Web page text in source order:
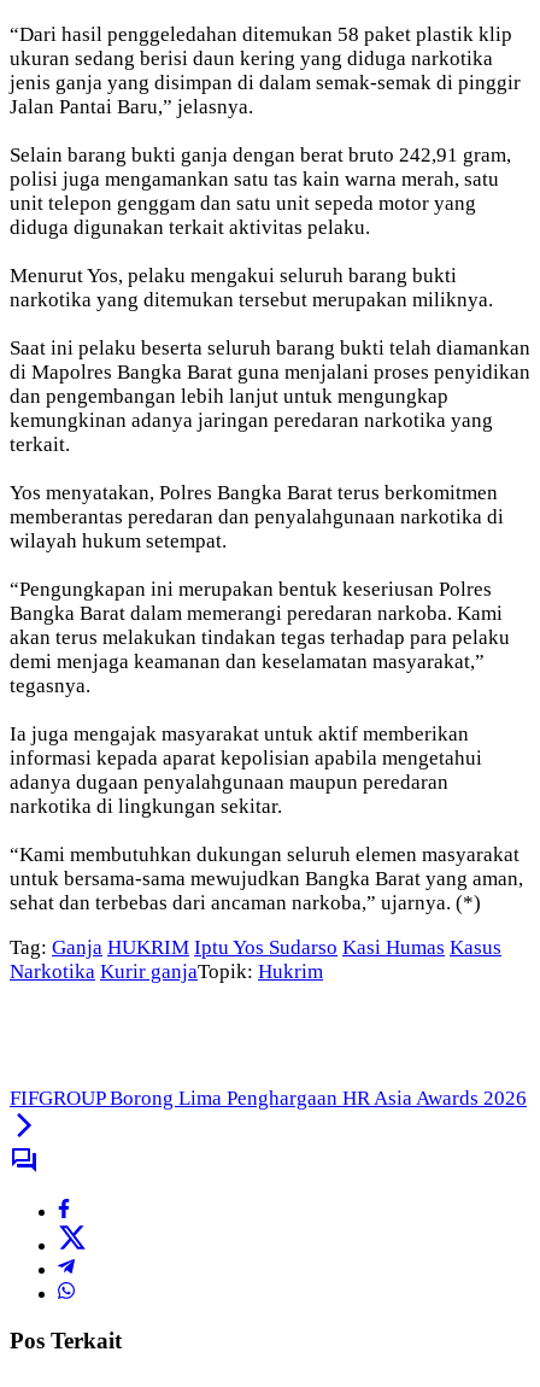
“Dari hasil penggeledahan ditemukan 58 paket plastik klip
ukuran sedang berisi daun kering yang diduga narkotika
jenis ganja yang disimpan di dalam semak-semak di pinggir
Jalan Pantai Baru,” jelasnya.
Selain barang bukti ganja dengan berat bruto 242,91 gram,
polisi juga mengamankan satu tas kain warna merah, satu
unit telepon genggam dan satu unit sepeda motor yang
diduga digunakan terkait aktivitas pelaku.
Menurut Yos, pelaku mengakui seluruh barang bukti
narkotika yang ditemukan tersebut merupakan miliknya.
Saat ini pelaku beserta seluruh barang bukti telah diamankan
di Mapolres Bangka Barat guna menjalani proses penyidikan
dan pengembangan lebih lanjut untuk mengungkap
kemungkinan adanya jaringan peredaran narkotika yang
terkait.
Yos menyatakan, Polres Bangka Barat terus berkomitmen
memberantas peredaran dan penyalahgunaan narkotika di
wilayah hukum setempat.
“Pengungkapan ini merupakan bentuk keseriusan Polres
Bangka Barat dalam memerangi peredaran narkoba. Kami
akan terus melakukan tindakan tegas terhadap para pelaku
demi menjaga keamanan dan keselamatan masyarakat,”
tegasnya.
Ia juga mengajak masyarakat untuk aktif memberikan
informasi kepada aparat kepolisian apabila mengetahui
adanya dugaan penyalahgunaan maupun peredaran
narkotika di lingkungan sekitar.
“Kami membutuhkan dukungan seluruh elemen masyarakat
untuk bersama-sama mewujudkan Bangka Barat yang aman,
sehat dan terbebas dari ancaman narkoba,” ujarnya. (*)
Tag: Ganja HUKRIM Iptu Yos Sudarso Kasi Humas Kasus
Narkotika Kurir ganjaTopik: Hukrim
FIFGROUP Borong Lima Penghargaan HR Asia Awards 2026
Pos Terkait